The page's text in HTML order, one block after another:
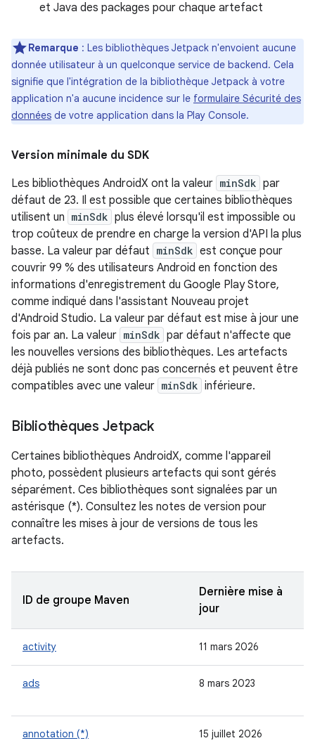
et Java des packages pour chaque artefact
Remarque : Les bibliothèques Jetpack n'envoient aucune
donnée utilisateur à un quelconque service de backend. Cela
signifie que l'intégration de la bibliothèque Jetpack à votre
application n'a aucune incidence sur le formulaire Sécurité des
données de votre application dans la Play Console.
Version minimale du SDK
Les bibliothèques AndroidX ont la valeur minSdk par
défaut de 23. Il est possible que certaines bibliothèques
utilisent un minSdk plus élevé lorsqu'il est impossible ou
trop coûteux de prendre en charge la version d'API la plus
basse. La valeur par défaut minSdk est conçue pour
couvrir 99 % des utilisateurs Android en fonction des
informations d'enregistrement du Google Play Store,
comme indiqué dans l'assistant Nouveau projet
d'Android Studio. La valeur par défaut est mise à jour une
fois par an. La valeur minSdk par défaut n'affecte que
les nouvelles versions des bibliothèques. Les artefacts
déjà publiés ne sont donc pas concernés et peuvent être
compatibles avec une valeur minSdk inférieure.
Bibliothèques Jetpack
Certaines bibliothèques AndroidX, comme l'appareil
photo, possèdent plusieurs artefacts qui sont gérés
séparément. Ces bibliothèques sont signalées par un
astérisque (*). Consultez les notes de version pour
connaître les mises à jour de versions de tous les
artefacts.
ID de groupe Maven
Dernière mise à
jour
activity 11 mars 2026
ads 8 mars 2023
annotation (*) 15 juillet 2026